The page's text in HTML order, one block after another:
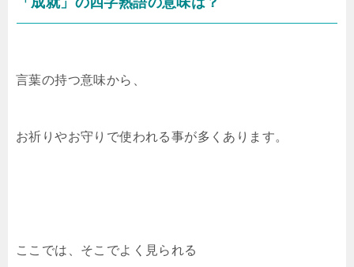
言葉の持つ意味から、
お祈りやお守りで使われる事が多くあります。
ここでは、そこでよく見られる